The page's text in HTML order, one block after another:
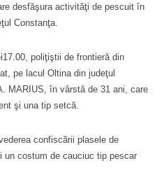
desfăşura activităţi de pescuit în
Constanţa.
poliţiştii de frontieră din
pe lacul Oltina din judeţul
MARIUS, în vârstă de 31 ani, care
şi una tip setcă.
confiscării plasele de
un costum de cauciuc tip pescar